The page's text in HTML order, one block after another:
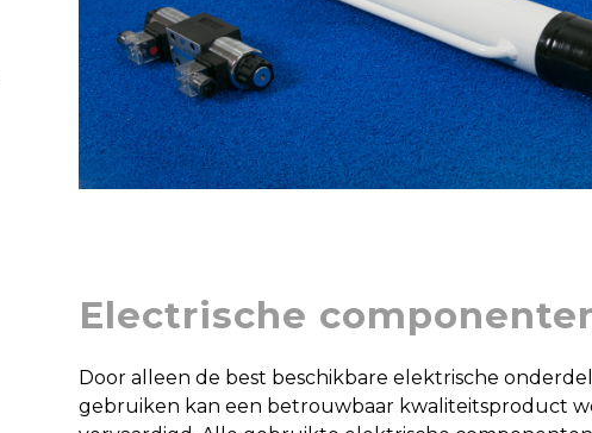
Electrische
Door alleen de best beschikbare elektrische
gebruiken kan een betrouwbaar kwaliteitsproduct